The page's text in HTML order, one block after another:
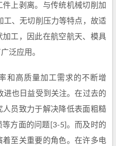
上剥离。与传统机械切削加
工、无切削压力等特点，故适
工，因此在航空航天、模具
泛应用。
和高质量加工需求的不断增
进也日益受到关注。在过去的
员致力于解决降低表面粗糙
方面的问题[3-5]。而及时的
至关重要的角色。在许多电